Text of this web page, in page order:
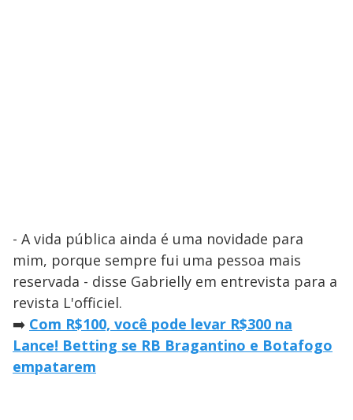
- A vida pública ainda é uma novidade para
mim, porque sempre fui uma pessoa mais
reservada - disse Gabrielly em entrevista para a
revista L'officiel.
➡️ Com R$100, você pode levar R$300 na
Lance! Betting se RB Bragantino e Botafogo
empatarem